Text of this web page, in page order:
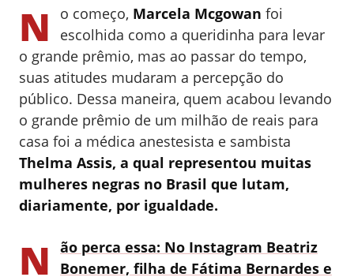
N o começo, Marcela Mcgowan foi
escolhida como a queridinha para levar
o grande prêmio, mas ao passar do tempo,
suas atitudes mudaram a percepção do
público. Dessa maneira, quem acabou levando
o grande prêmio de um milhão de reais para
casa foi a médica anestesista e sambista
Thelma Assis, a qual representou muitas
mulheres negras no Brasil que lutam,
diariamente, por igualdade.
N
ão perca essa: No Instagram Beatriz
Bonemer, filha de Fátima Bernardes e